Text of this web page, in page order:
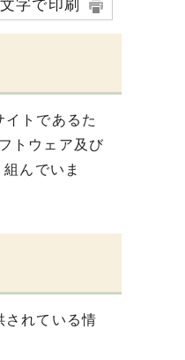
字で印刷
トであるた
トウェア及び
んでいま
されている情